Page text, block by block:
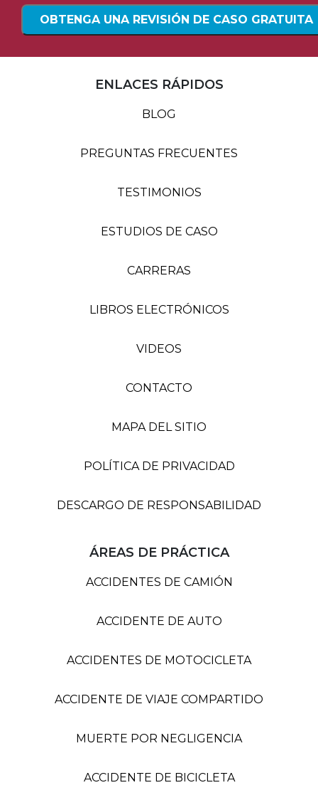
ENLACES RÁPIDOS
BLOG
PREGUNTAS FRECUENTES
TESTIMONIOS
ESTUDIOS DE CASO
CARRERAS
LIBROS ELECTRÓNICOS
VIDEOS
CONTACTO
MAPA DEL SITIO
POLÍTICA DE PRIVACIDAD
DESCARGO DE RESPONSABILIDAD
ÁREAS DE PRÁCTICA
ACCIDENTES DE CAMIÓN
ACCIDENTE DE AUTO
ACCIDENTES DE MOTOCICLETA
ACCIDENTE DE VIAJE COMPARTIDO
MUERTE POR NEGLIGENCIA
ACCIDENTE DE BICICLETA